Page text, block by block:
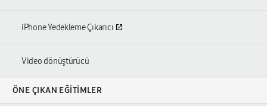
iPhone Yedekleme Çıkarıcı
Video dönüştürücü
ÖNE ÇIKAN EĞITIMLER